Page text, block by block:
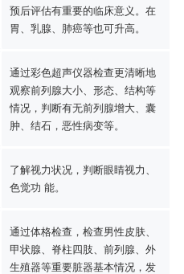
预后评估有重要的临床意义。在
胃、乳腺、肺癌等也可升高。
通过彩色超声仪器检查更清晰地
观察前列腺大小、形态、结构等
情况，判断有无前列腺增大、囊
肿、结石，恶性病变等。
了解视力状况，判断眼睛视力、
色觉功 能。
通过体格检查，检查男性皮肤、
甲状腺、脊柱四肢、前列腺、外
生殖器等重要脏器基本情况，发